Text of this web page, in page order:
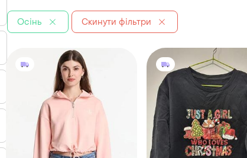
Осінь Скинути фільтри